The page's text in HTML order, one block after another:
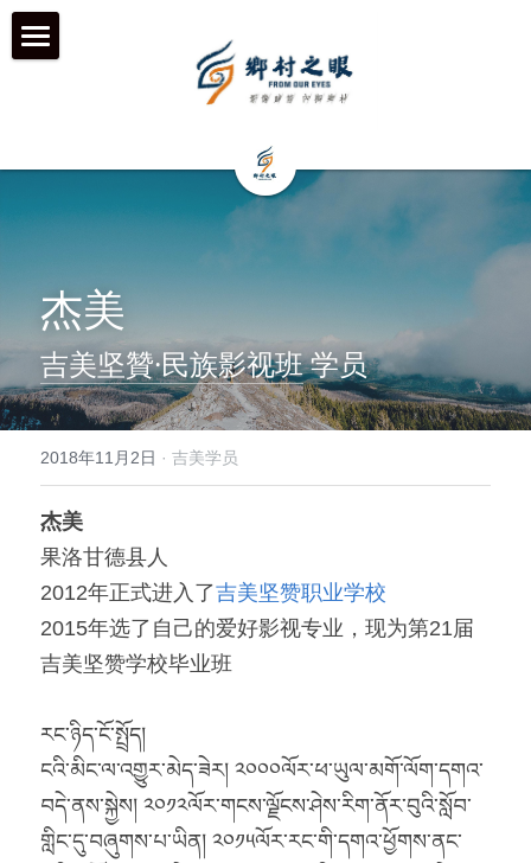
我们的历程
团队成员
加入我们
机构声明
在地合作组织
乡村拍客-影行者
青年影像行动者-乡语者
机构项目&项目宣传片
历年影像
媒体聚焦
支持我们
机构服务品牌
「荧光计划」公益放映
「乡野之路」田野基地
「乡土文化影像传习馆」
红河普春村馆
「澜湄之眼」东南亚影像交流平台
「北门回望」现代遇见乡土对话系列
杰美
吉美坚贊·民族影视班 学员
2018年11月2日 · 吉美学员
杰美
果洛甘德县人
2012年正式进入了吉美坚赞职业学校
2015年选了自己的爱好影视专业，现为第21届
吉美坚赞学校毕业班
རང་ཉིད་ངོ་སྤྲོད།
ངའི་མིང་ལ་འགྱུར་མེད་ཟེར། ༢༠༠༠ལོར་ཕ་ཡུལ་མགོ་ལོག་དགའ་
བདེ་ནས་སྐྱེས། ༢༠༡༢ལོར་གངས་ལྗོངས་ཤེས་རིག་ནོར་བུའི་སློབ་
གླིང་དུ་བཞུགས་པ་ཡིན། ༢༠༡༥ལོར་རང་གི་དགའ་ཕྱོགས་ནང་